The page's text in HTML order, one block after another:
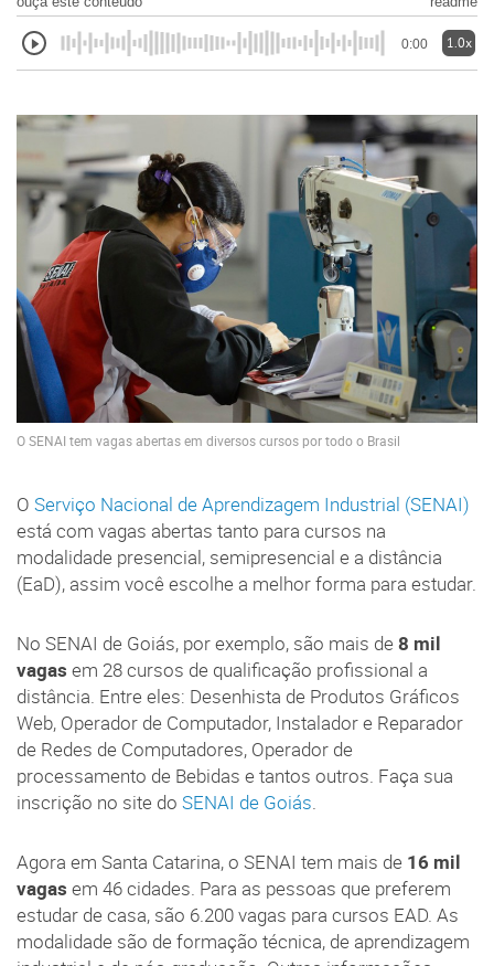
0:00 1.0x
O SENAI tem vagas abertas em diversos cursos por todo o Brasil
O Serviço Nacional de Aprendizagem Industrial (SENAI)
está com vagas abertas tanto para cursos na
modalidade presencial, semipresencial e a distância
(EaD), assim você escolhe a melhor forma para estudar.
No SENAI de Goiás, por exemplo, são mais de8 mil
vagas em 28 cursos de qualificação profissional a
distância. Entre eles: Desenhista de Produtos Gráficos
Web, Operador de Computador, Instalador e Reparador
de Redes de Computadores, Operador de
processamento de Bebidas e tantos outros. Faça sua
inscrição no site do SENAI de Goiás.
Agora em Santa Catarina, o SENAI tem mais de 16 mil
vagas em 46 cidades. Para as pessoas que preferem
estudar de casa, são 6.200 vagas para cursos EAD. As
modalidade são de formação técnica, de aprendizagem